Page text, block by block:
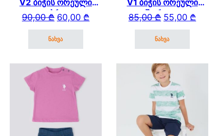
V2 ბიჭის ორეული
კაპრით
90,00₾ Original price was: 90,00 ₾.
60,00 ₾
Current price is: 60,00 ₾.
ნახვა
V1 ბიჭის ორეული
შორტით
85,00₾ Original price
55,00 ₾
Current price is:
ნახვა